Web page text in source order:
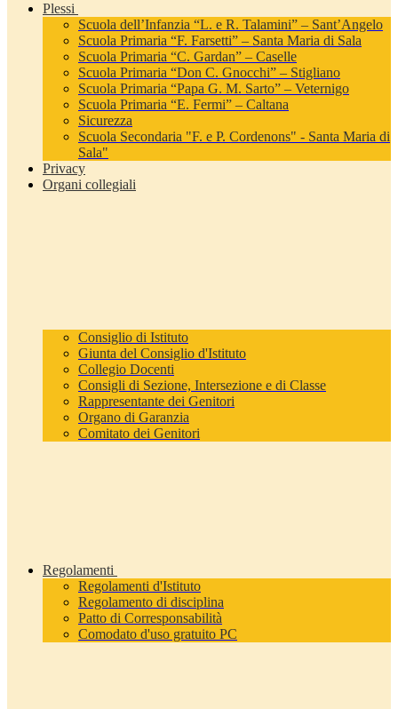
Plessi
Scuola dell’Infanzia “L. e R. Talamini” – Sant’Angelo
Scuola Primaria “F. Farsetti” – Santa Maria di Sala
Scuola Primaria “C. Gardan” – Caselle
Scuola Primaria “Don C. Gnocchi” – Stigliano
Scuola Primaria “Papa G. M. Sarto” – Veternigo
Scuola Primaria “E. Fermi” – Caltana
Sicurezza
Scuola Secondaria "F. e P. Cordenons" - Santa Maria di
Sala"
Privacy
Organi collegiali
Consiglio di Istituto
Giunta del Consiglio d'Istituto
Collegio Docenti
Consigli di Sezione, Intersezione e di Classe
Rappresentante dei Genitori
Organo di Garanzia
Comitato dei Genitori
Regolamenti
Regolamenti d'Istituto
Regolamento di disciplina
Patto di Corresponsabilità
Comodato d'uso gratuito PC